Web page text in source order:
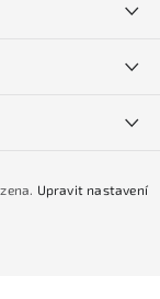
Upravit nastavení